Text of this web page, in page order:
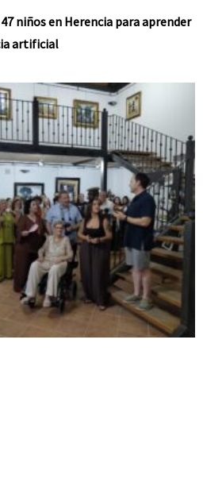
niños en Herencia para aprender
artificial